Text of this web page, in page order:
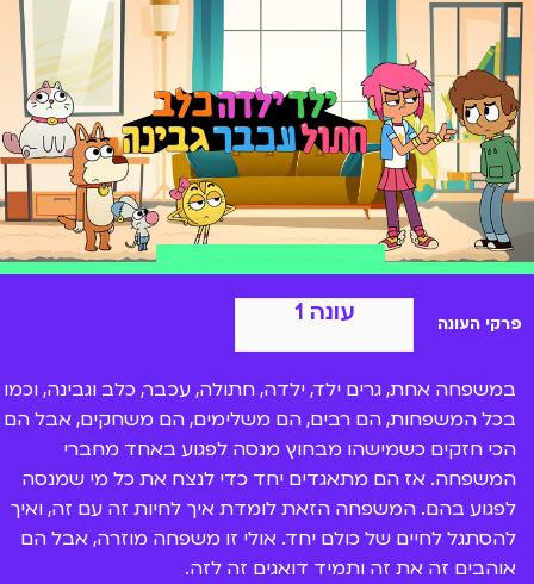
הצטרפות ל-BIGI
פרקי העונה עונה 1
במשפחה אחת, גרים ילד, ילדה, חתולה, עכבר, כלב וגבינה, וכמו
בכל המשפחות, הם רבים, הם משלימים, הם משחקים, אבל הם
הכי חזקים כשמישהו מבחוץ מנסה לפגוע באחד מחברי
המשפחה. אז הם מתאגדים יחד כדי לנצח את כל מי שמנסה
לפגוע בהם. המשפחה הזאת לומדת איך לחיות זה עם זה, ואיך
להסתגל לחיים של כולם יחד. אולי זו משפחה מוזרה, אבל הם
אוהבים זה את זה ותמיד דואגים זה לזה.